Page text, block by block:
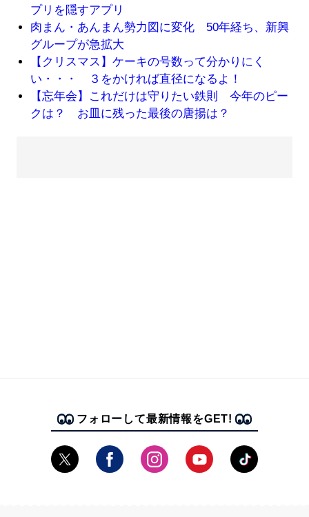
プリを隠すアプリ
肉まん・あんまん勢力図に変化 50年経ち、新興
グループが急拡大
【クリスマス】ケーキの号数って分かりにく
い・・・ ３をかければ直径になるよ！
【忘年会】これだけは守りたい鉄則 今年のピー
クは？ お皿に残った最後の唐揚は？
フォローして最新情報をGET!